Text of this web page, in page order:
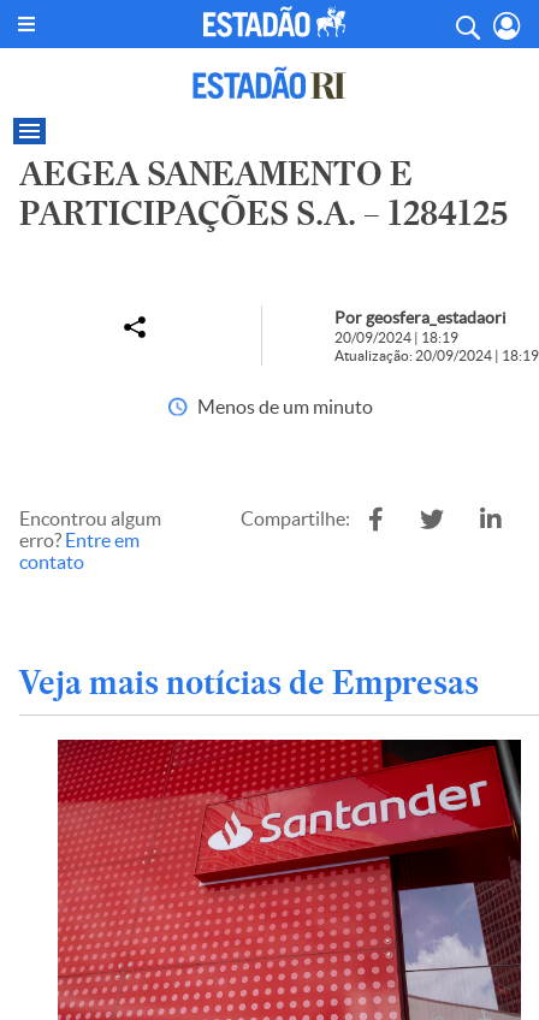
AEGEA SANEAMENTO E
PARTICIPAÇÕES S.A. – 1284125
Por geosfera_estadaori
20/09/2024 | 18:19
Atualização: 20/09/2024 | 18:19
Menos de um minuto
Encontrou algum
erro? Entre em
contato
Compartilhe:
Veja mais notícias de Empresas